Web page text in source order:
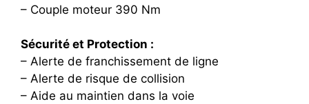
– Couple moteur 390 Nm
Sécurité et Protection :
– Alerte de franchissement de ligne
– Alerte de risque de collision
– Aide au maintien dans la voie